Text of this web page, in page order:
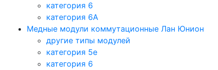
категория 6
категория 6A
Медные модули коммутационные Лан Юнион
другие типы модулей
категория 5е
категория 6